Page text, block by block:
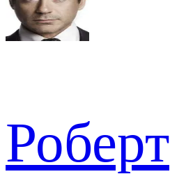
Роберт